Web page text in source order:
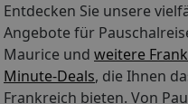
Entdecken Sie unsere
Angebote für
Maurice und weitere
Minute-Deals, die Ihnen
Frankreich bieten. Von